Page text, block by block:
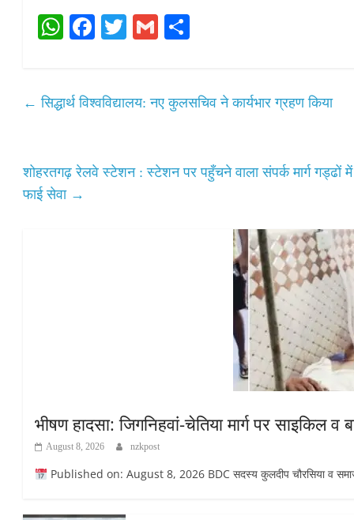
W
A
Fa
ok
T
r
G
← सिद्धार्थ विश्वविद्यालय: नए कुलसचिव ने कार्यभार ग्रहण किया
शोहरतगढ़ रेलवे स्टेशन : स्टेशन पर पहुँचने वाला संपर्क मार्ग गड्ढों में
फाई सेवा →
भीषण हादसा: जिगनिहवां-चेतिया मार्ग पर
August 8, 2026 nzkpost
Published on: August 8, 2026 BDC सदस्य कुलदीप चौरसिया व